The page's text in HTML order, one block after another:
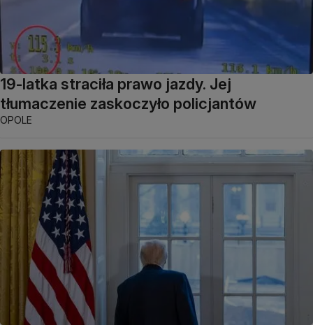
19-latka straciła prawo jazdy. Jej
tłumaczenie zaskoczyło policjantów
OPOLE